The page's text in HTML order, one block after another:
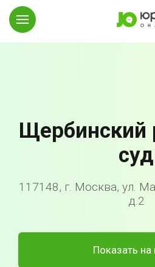
Щербинский
суд
117148, г. Москва, ул.
д.2
Показать на